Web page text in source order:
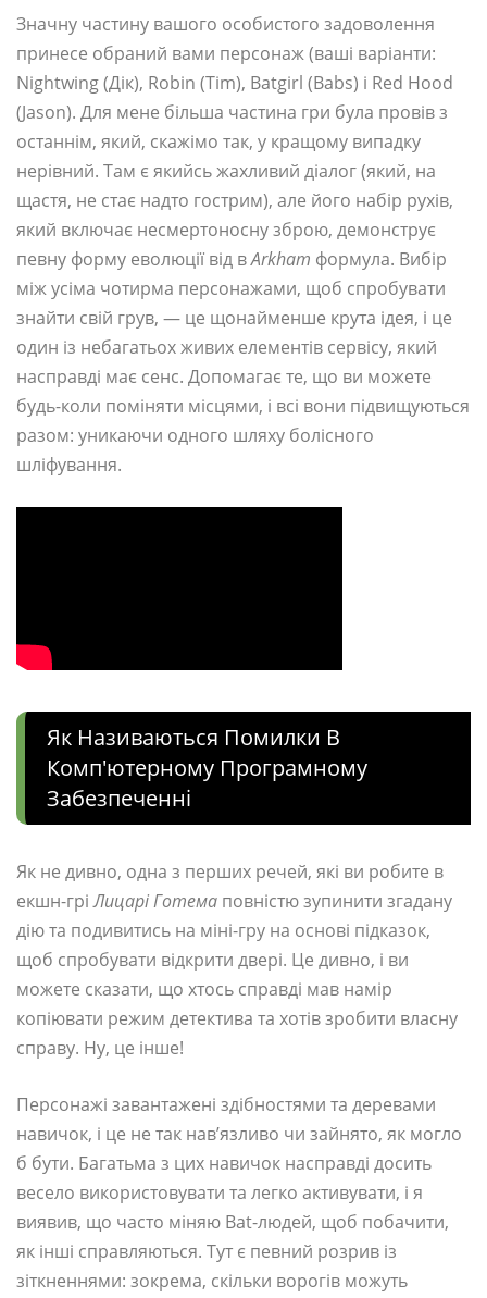
Значну частину вашого особистого задоволення
принесе обраний вами персонаж (ваші варіанти:
Nightwing (Дік), Robin (Tim), Batgirl (Babs) і Red Hood
(Jason). Для мене більша частина гри була провів з
останнім, який, скажімо так, у кращому випадку
нерівний. Там є якийсь жахливий діалог (який, на
щастя, не стає надто гострим), але його набір рухів,
який включає несмертоносну зброю, демонструє
певну форму еволюції від вArkham формула. Вибір
між усіма чотирма персонажами, щоб спробувати
знайти свій грув, — це щонайменше крута ідея, і це
один із небагатьох живих елементів сервісу, який
насправді має сенс. Допомагає те, що ви можете
будь-коли поміняти місцями, і всі вони підвищуються
разом: уникаючи одного шляху болісного
шліфування.
Як Називаються Помилки В
Комп'ютерному Програмному
Забезпеченні
Як не дивно, одна з перших речей, які ви робите в
екшн-гріЛицарі Готема повністю зупинити згадану
дію та подивитись на міні-гру на основі підказок,
щоб спробувати відкрити двері. Це дивно, і ви
можете сказати, що хтось справді мав намір
копіювати режим детектива та хотів зробити власну
справу. Ну, це інше!
Персонажі завантажені здібностями та деревами
навичок, і це не так нав’язливо чи зайнято, як могло
б бути. Багатьма з цих навичок насправді досить
весело використовувати та легко активувати, і я
виявив, що часто міняю Bat-людей, щоб побачити,
як інші справляються. Тут є певний розрив із
зіткненнями: зокрема, скільки ворогів можуть